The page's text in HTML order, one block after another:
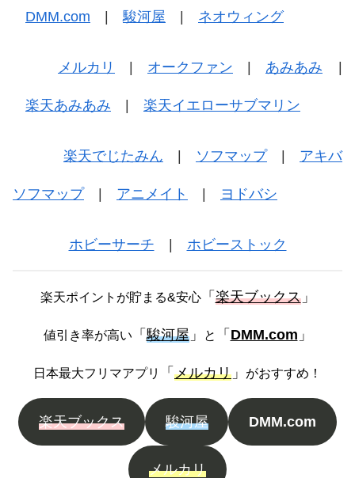
DMM.com | 駿河屋 | ネオウィング
メルカリ | オークファン | あみあみ |
楽天あみあみ | 楽天イエローサブマリン
楽天でじたみん | ソフマップ| アキバ
ソフマップ| アニメイト | ヨドバシ
ホビーサーチ | ホビーストック
楽天ポイントが貯まる&安心「 楽天ブックス」
値引き率が高い 「 駿河屋」 と 「 DMM.com 」
日本最大フリマアプリ 「 メルカリ 」 がおすすめ！
楽天ブックス 駿河屋 DMM.com
メルカリ